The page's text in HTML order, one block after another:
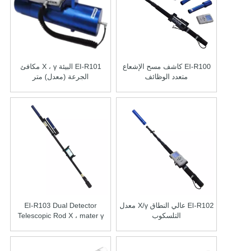
EI-R100 كاشف مسح الإشعاع
متعدد الوظائف
EI-R101 البيئة X ، γ مكافئ
الجرعة (معدل) متر
EI-R102 عالي النطاق X/γ معدل
التلسكوب
EI-R103 Dual Detector
Telescopic Rod X ، mater γ